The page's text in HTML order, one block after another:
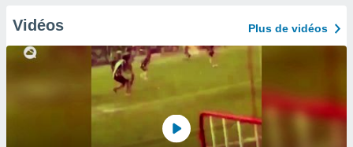
Vidéos Plus de vidéos